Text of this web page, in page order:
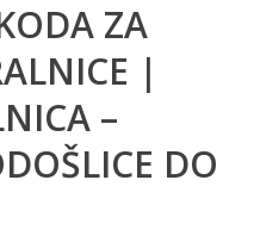
ZA
|
–
DO